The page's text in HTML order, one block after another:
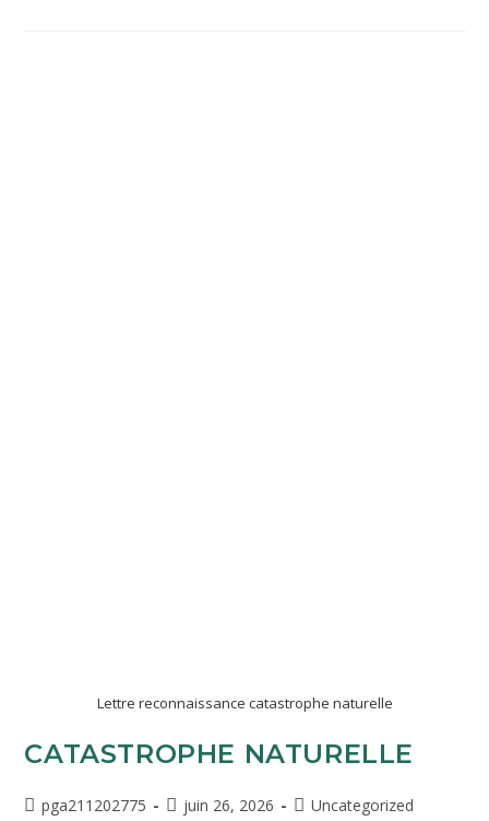
Lettre reconnaissance catastrophe naturelle
CATASTROPHE NATURELLE
pga211202775 juin 26, 2026 Uncategorized